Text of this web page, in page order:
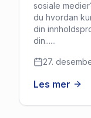
sosiale
du hvordan
din
din......
27.
Les mer